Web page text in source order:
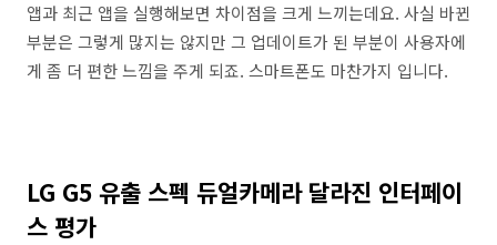
앱과 최근 앱을 실행해보면 차이점을 크게 느끼는데요. 사실 바뀐
부분은 그렇게 많지는 않지만 그 업데이트가 된 부분이 사용자에
게 좀 더 편한 느낌을 주게 되죠. 스마트폰도 마찬가지 입니다.
LG G5 유출 스펙 듀얼카메라 달라진 인터페이
스 평가